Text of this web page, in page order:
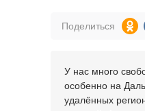
Поделиться
У нас много
особенно на
удалённых